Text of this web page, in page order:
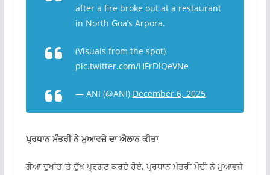
after a fire broke out at a restaurant
in North Goa’s Arpora.
(Visuals from the spot)
pic.twitter.com/HFrDlQeVNe
— ANI (@ANI) December 6, 2025
ਪ੍ਰਧਾਨ ਮੰਤਰੀ ਨੇ ਮੁਆਵਜ਼ੇ ਦਾ ਐਲਾਨ ਕੀਤਾ
ਗੋਆ ਦੁਖਾਂਤ ‘ਤੇ ਦੁੱਖ ਪ੍ਰਗਟ ਕਰਦੇ ਹੋਏ, ਪ੍ਰਧਾਨ ਮੰਤਰੀ ਮੋਦੀ ਨੇ ਮੁਆਵਜ਼ੇ